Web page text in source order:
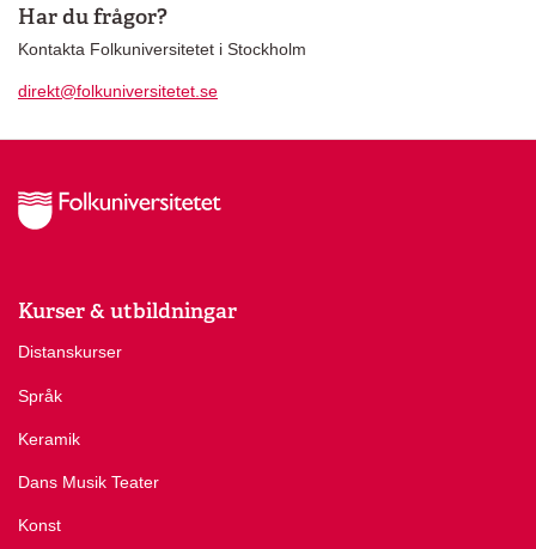
Har du frågor?
Kontakta Folkuniversitetet i Stockholm
direkt@folkuniversitetet.se
Kurser & utbildningar
Distanskurser
Språk
Keramik
Dans Musik Teater
Konst